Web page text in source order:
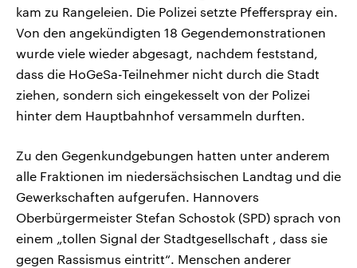
kam zu Rangeleien. Die Polizei setzte Pfefferspray ein.
Von den angekündigten 18 Gegendemonstrationen
wurde viele wieder abgesagt, nachdem feststand,
dass die HoGeSa-Teilnehmer nicht durch die Stadt
ziehen, sondern sich eingekesselt von der Polizei
hinter dem Hauptbahnhof versammeln durften.
Zu den Gegenkundgebungen hatten unter anderem
alle Fraktionen im niedersächsischen Landtag und die
Gewerkschaften aufgerufen. Hannovers
Oberbürgermeister Stefan Schostok (SPD) sprach von
einem „tollen Signal der Stadtgesellschaft , dass sie
gegen Rassismus eintritt“. Menschen anderer